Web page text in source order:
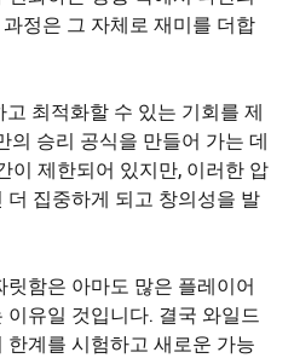
정은 그 자체로 재미를 더합
최적화할 수 있는 기회를 제
의 승리 공식을 만들어 가는 데
이 제한되어 있지만, 이러한 압
집중하게 되고 창의성을 발
함은 아마도 많은 플레이어
유일 것입니다. 결국 와일드
계를 시험하고 새로운 가능